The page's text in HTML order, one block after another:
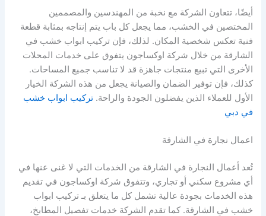
أيضًا، تتعاون الشركة مع نخبة من المهندسين والمصممين
المختصين في الخشب، مما يجعل كل باب يتم إنتاجه بمثابة قطعة
فنية تعكس شخصية المكان. لذلك، فإن تركيب ابواب خشب في
الشارقة من خلال شركة اوكساجون يتفوق على خدمات المحلات
الأخرى التي تبيع منتجات جاهزة قد لا تناسب جميع المساحات.
كذلك، فإن توفير الضمان والصيانة يجعل من هذه الشركة الخيار
الأول للعملاء الذين يفضلون الجودة والراحة.تركيب ابواب خشب
في دبي
اعمال نجارة في الشارقة
تُعد أعمال النجارة في الشارقة من الخدمات التي لا غنى عنها في
أي مشروع سكني أو تجاري، وتتفوق شركة اوكساجون في تقديم
هذه الخدمات بجودة عالية تشمل كل ما يتعلق بـ تركيب ابواب
خشب في الشارقة. كما تقدم الشركة خدمات تفصيل المطابخ،